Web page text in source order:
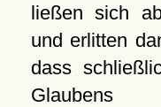
ließen sich
und erlitten
dass